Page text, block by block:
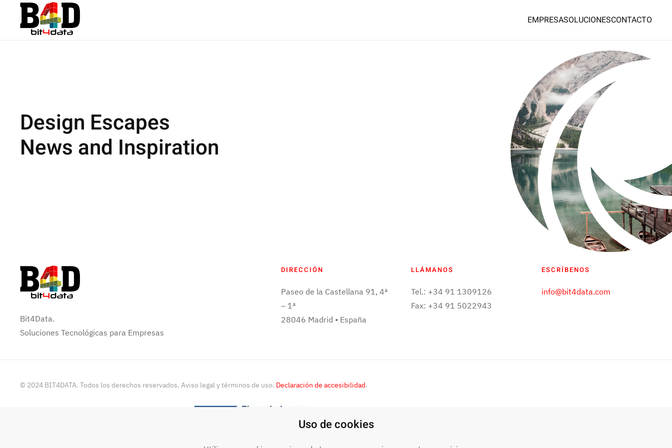
EMPRESASOLUCIONESCONTACTO
Design Escapes
News and Inspiration
Bit4Data.
Soluciones Tecnológicas para Empresas
DIRECCIÓN
Paseo de la Castellana 91, 4ª
– 1ª
28046 Madrid • España
LLÁMANOS
Tel.: +34 91 1309126
Fax: +34 91 5022943
ESCRÍBENOS
info@bit4data.com
© 2024 BIT4DATA. Todos los derechos reservados. Aviso legal y términos de uso. Declaración de accesibilidad.
Uso de cookies